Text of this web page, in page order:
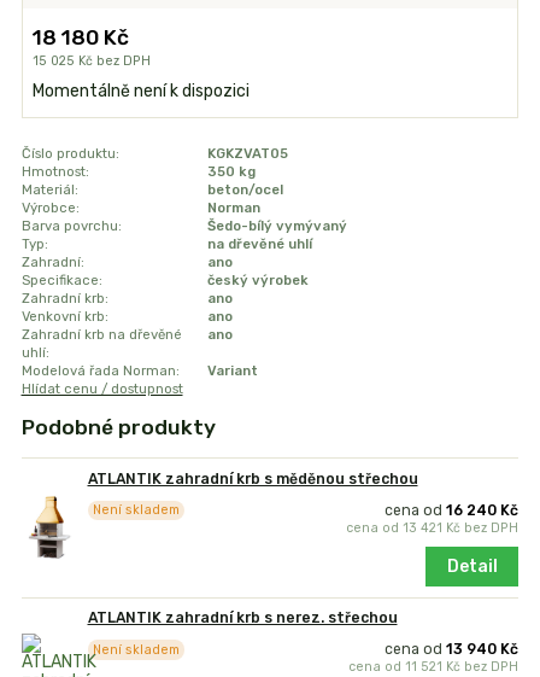
18 180 Kč
15 025 Kč bez DPH
Momentálně není k dispozici
Číslo produktu:
KGKZVAT05
Hmotnost:
350 kg
Materiál:
beton/ocel
Výrobce:
Norman
Barva povrchu:
Šedo-bílý vymývaný
Typ:
na dřevěné uhlí
Zahradní:
ano
Specifikace:
český výrobek
Zahradní krb:
ano
Venkovní krb:
ano
Zahradní krb na dřevěné
uhlí:
ano
Modelová řada Norman:
Variant
Hlídat cenu / dostupnost
Podobné produkty
ATLANTIK zahradní krb s měděnou střechou
cena od16 240 Kč
cena od13 421 Kč bez DPH
Není skladem
Detail
ATLANTIK zahradní krb s nerez. střechou
cena od13 940 Kč
cena od11 521 Kč bez DPH
Není skladem